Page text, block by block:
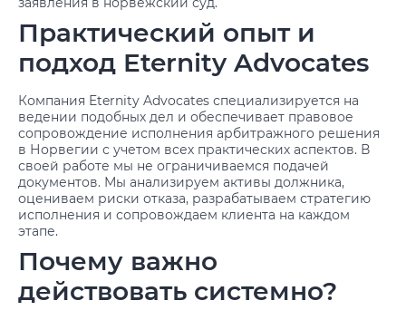
Практический опыт и
подход Eternity Advocates
Компания Eternity Advocates специализируется на
ведении подобных дел и обеспечивает правовое
сопровождение исполнения арбитражного решения
в Норвегии с учетом всех практических аспектов. В
своей работе мы не ограничиваемся подачей
документов. Мы анализируем активы должника,
оцениваем риски отказа, разрабатываем стратегию
исполнения и сопровождаем клиента на каждом
этапе.
Почему важно
действовать системно?